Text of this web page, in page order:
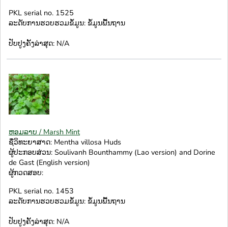
PKL serial no. 1525
ລະດັບການຮວບຮວມຂໍ້ມູນ: ຂໍ້ມູນພື້ນຖານ
ປັບປູງຄັ້ງລ່າສຸດ: N/A
ຫອມລາບ / Marsh Mint
ຊື່ວິທະຍາສາດ: Mentha villosa Huds
ຜູ້ປະກອບສ່ວນ: Soulivanh Bounthammy (Lao version) and Dorine
de Gast (English version)
ຜູ້ກວດສອບ:
PKL serial no. 1453
ລະດັບການຮວບຮວມຂໍ້ມູນ: ຂໍ້ມູນພື້ນຖານ
ປັບປູງຄັ້ງລ່າສຸດ: N/A